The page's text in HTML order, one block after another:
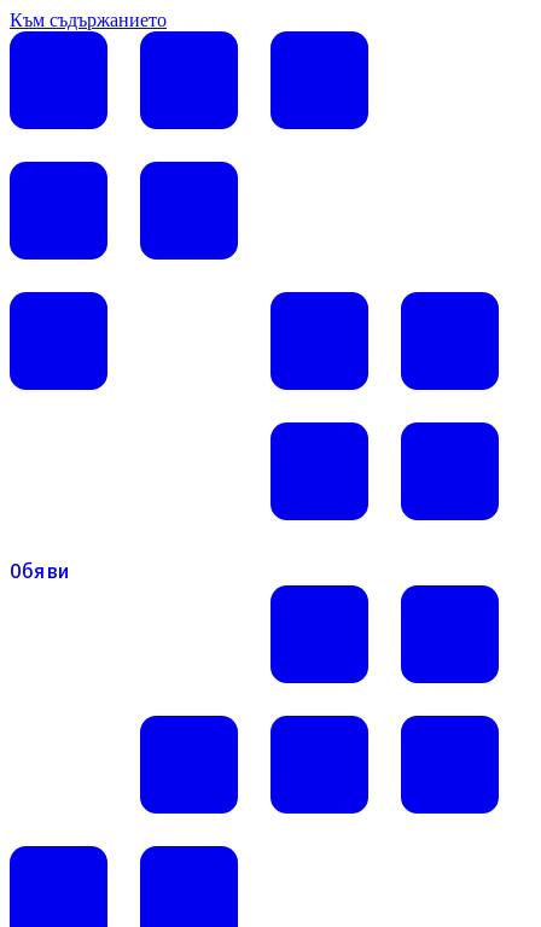
Към съдържанието
Обяви